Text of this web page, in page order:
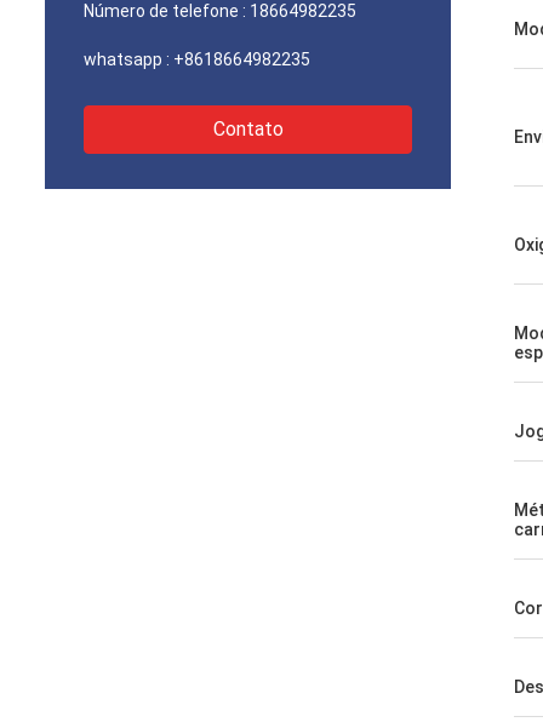
Número de telefone : 18664982235
whatsapp : +8618664982235
Contato
Cor